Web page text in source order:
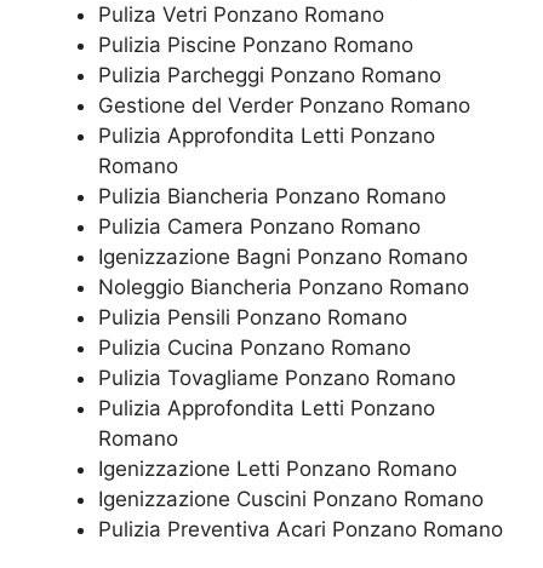
Puliza Vetri Ponzano Romano
Pulizia Piscine Ponzano Romano
Pulizia Parcheggi Ponzano Romano
Gestione del Verder Ponzano Romano
Pulizia Approfondita Letti Ponzano
Romano
Pulizia Biancheria Ponzano Romano
Pulizia Camera Ponzano Romano
Igenizzazione Bagni Ponzano Romano
Noleggio Biancheria Ponzano Romano
Pulizia Pensili Ponzano Romano
Pulizia Cucina Ponzano Romano
Pulizia Tovagliame Ponzano Romano
Pulizia Approfondita Letti Ponzano
Romano
Igenizzazione Letti Ponzano Romano
Igenizzazione Cuscini Ponzano Romano
Pulizia Preventiva Acari Ponzano Romano